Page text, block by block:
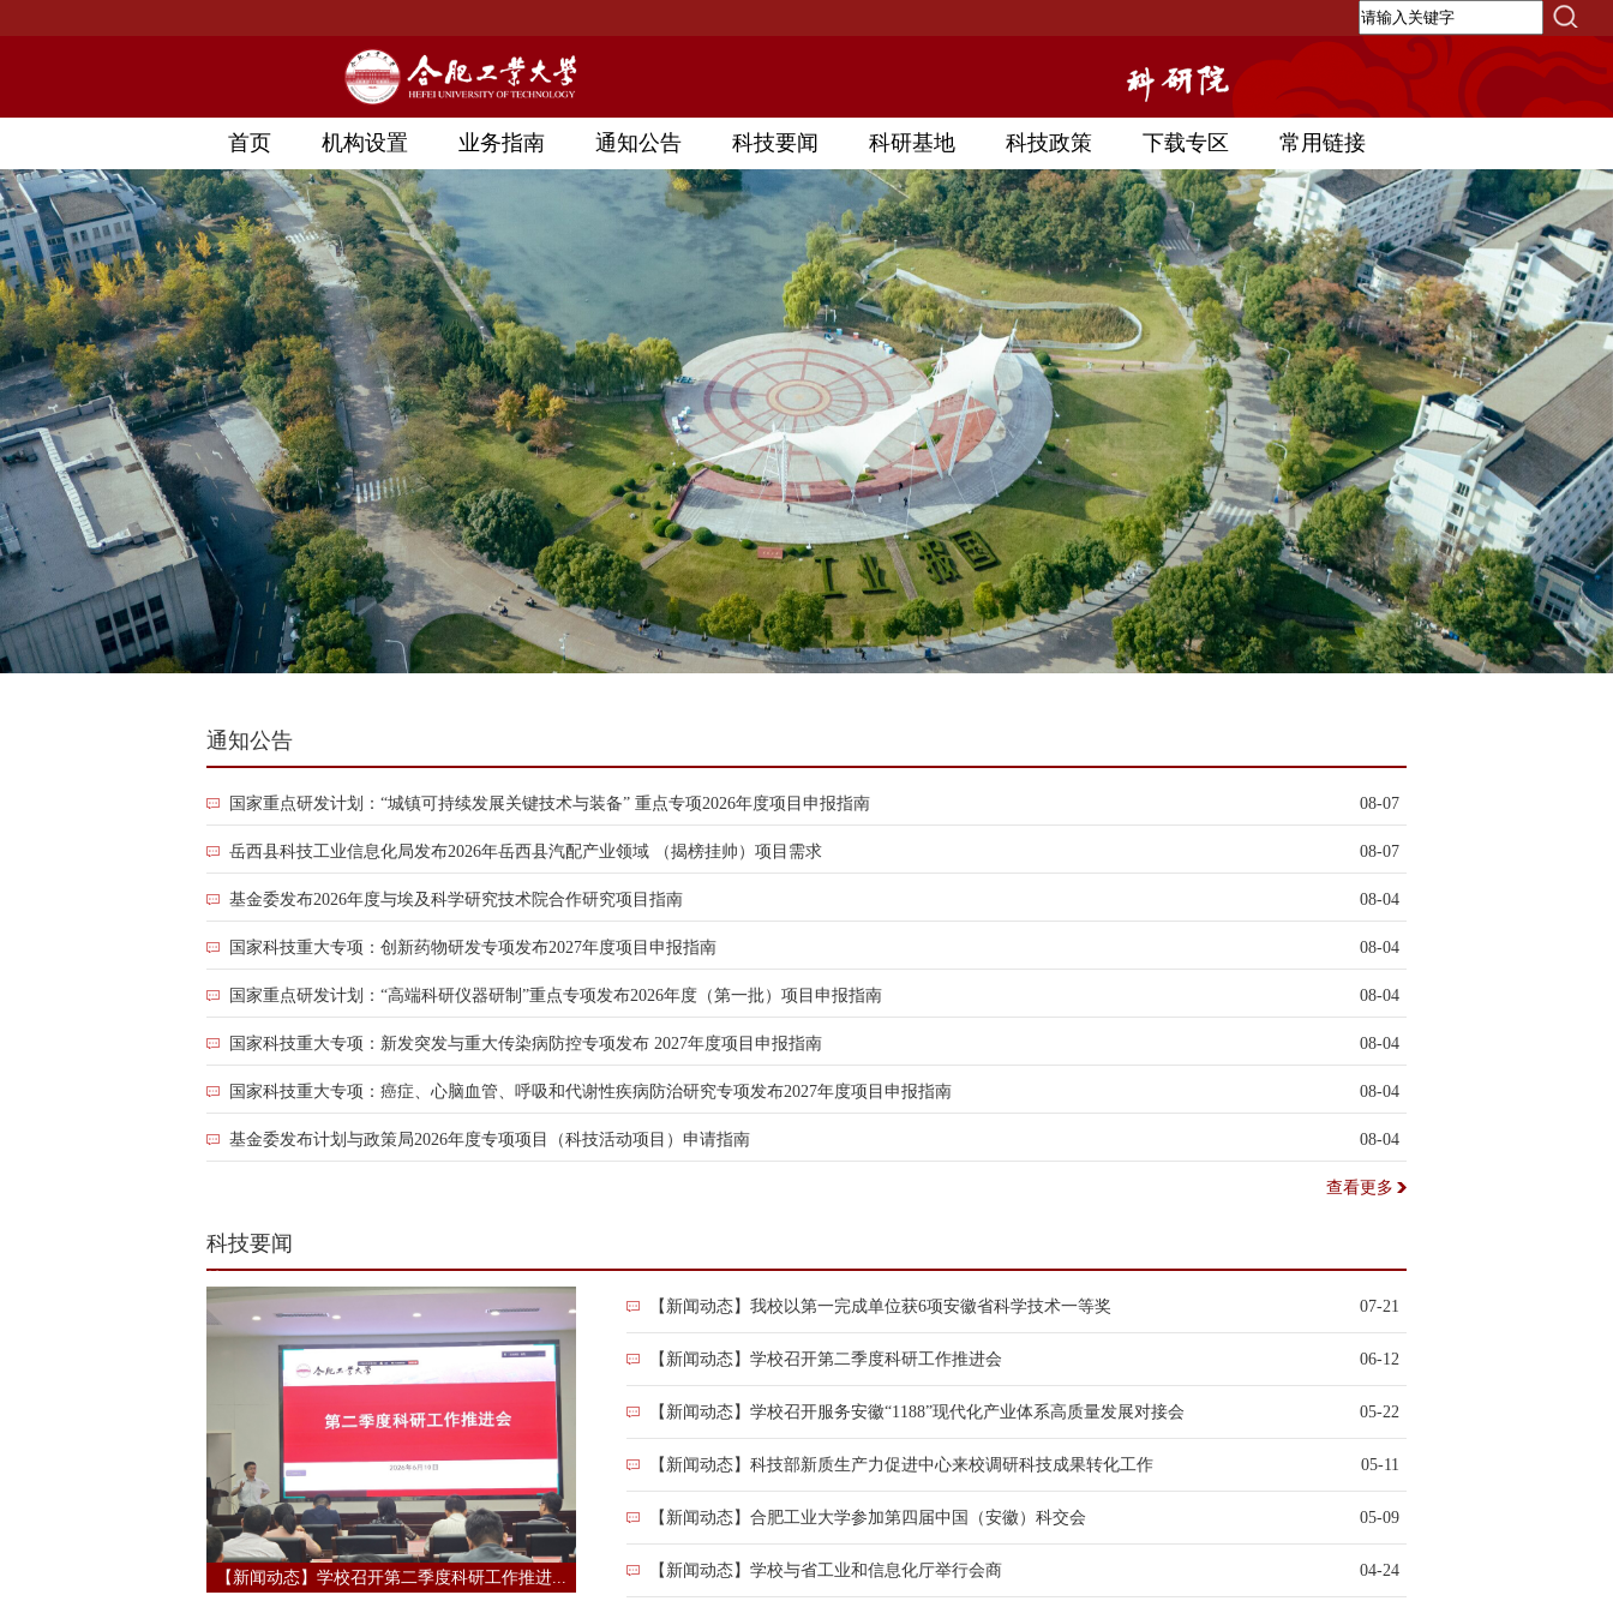
首页 机构设置 业务指南 通知公告 科技要闻 科研基地 科技政策 下载专区 常用链接
通知公告
国
家
重
研
发
划：“城
镇
可
持
发
键
国家重点研发计划：“城镇可持续发展关键技术与装备” 重点专项2026年度项目申报指南 08-07
岳西县科技工业信息化局发布2026年岳西县汽配产业领域 （揭榜挂帅）项目需求 08-07
基金委发布2026年度与埃及科学研究技术院合作研究项目指南 08-04
国家科技重大专项：创新药物研发专项发布2027年度项目申报指南 08-04
国家重点研发计划：“高端科研仪器研制”重点专项发布2026年度（第一批）项目申报指南 08-04
国家科技重大专项：新发突发与重大传染病防控专项发布 2027年度项目申报指南 08-04
国家科技重大专项：癌症、心脑血管、呼吸和代谢性疾病防治研究专项发布2027年度项目申报指南 08-04
基金委发布计划与政策局2026年度专项项目（科技活动项目）申请指南 08-04
查看更多
科技要闻
【新闻动态】学校召开第二季度科研工作推进...
【新闻动态】我校以第一完成单位获6项安徽省科学技术一等奖 07-21
【新闻动态】学校召开第二季度科研工作推进会 06-12
【新闻动态】学校召开服务安徽“1188”现代化产业体系高质量发展对接会 05-22
【新闻动态】科技部新质生产力促进中心来校调研科技成果转化工作 05-11
【新闻动态】合肥工业大学参加第四届中国（安徽）科交会 05-09
【新闻动态】学校与省工业和信息化厅举行会商 04-24